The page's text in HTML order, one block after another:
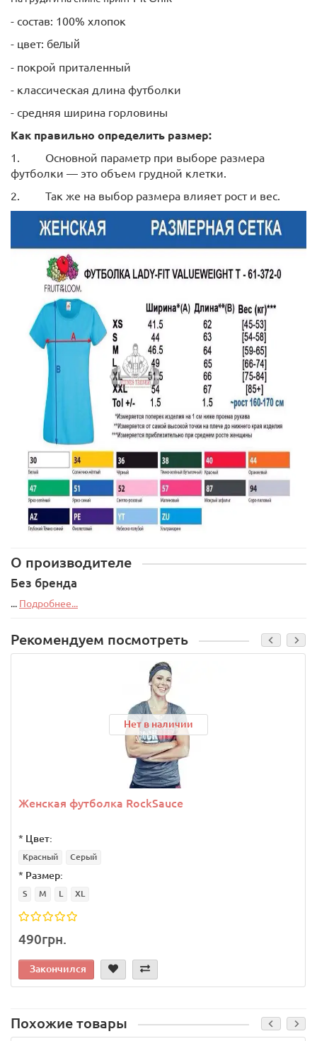
- состав: 100% хлопок
- цвет: белый
- покрой приталенный
- классическая длина футболки
- средняя ширина горловины
Как правильно определить размер:
1.
Основной параметр при выборе размера
футболки ― это объем грудной клетки.
2.
Так же на выбор размера влияет рост и вес.
О производителе
Без бренда
... Подробнее...
Рекомендуем посмотреть
Нет в наличии
Женская футболка RockSauce
* Цвет:
Красный Серый
* Размер:
S M L XL
490грн.
Закончился
Похожие товары